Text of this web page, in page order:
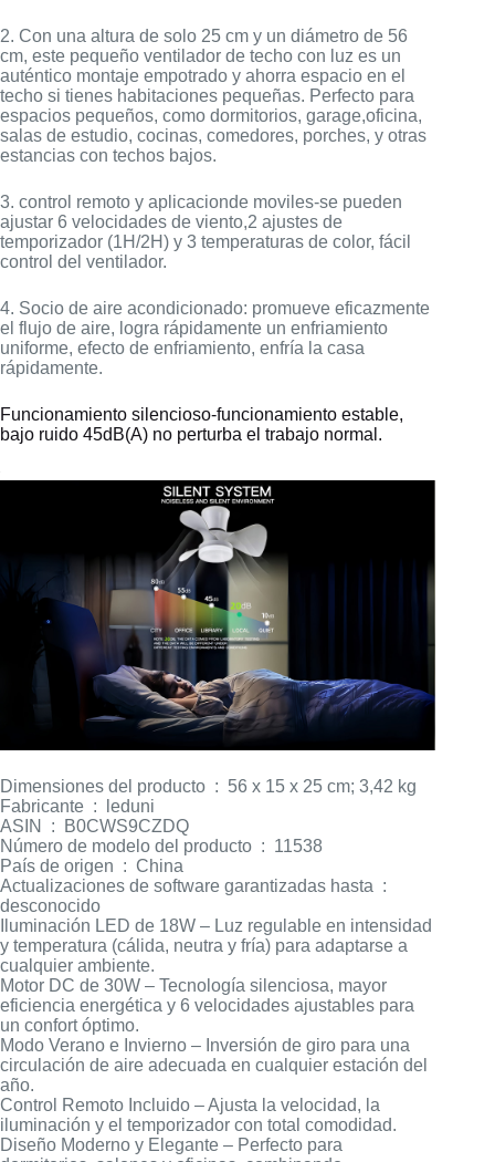
2. Con una altura de solo 25 cm y un diámetro de 56
cm, este pequeño ventilador de techo con luz es un
auténtico montaje empotrado y ahorra espacio en el
techo si tienes habitaciones pequeñas. Perfecto para
espacios pequeños, como dormitorios, garage,oficina,
salas de estudio, cocinas, comedores, porches, y otras
estancias con techos bajos.
3. control remoto y aplicacionde moviles-se pueden
ajustar 6 velocidades de viento,2 ajustes de
temporizador (1H/2H) y 3 temperaturas de color, fácil
control del ventilador.
4. Socio de aire acondicionado: promueve eficazmente
el flujo de aire, logra rápidamente un enfriamiento
uniforme, efecto de enfriamiento, enfría la casa
rápidamente.
Funcionamiento silencioso-funcionamiento estable,
bajo ruido 45dB(A) no perturba el trabajo normal.
Dimensiones del producto ‏ : ‎ 56 x 15 x 25 cm; 3,42 kg
Fabricante ‏ : ‎ leduni
ASIN ‏ : ‎ B0CWS9CZDQ
Número de modelo del producto ‏ : ‎ 11538
País de origen ‏ : ‎ China
Actualizaciones de software garantizadas hasta ‏ : ‎
desconocido
Iluminación LED de 18W – Luz regulable en intensidad
y temperatura (cálida, neutra y fría) para adaptarse a
cualquier ambiente.
Motor DC de 30W – Tecnología silenciosa, mayor
eficiencia energética y 6 velocidades ajustables para
un confort óptimo.
Modo Verano e Invierno – Inversión de giro para una
circulación de aire adecuada en cualquier estación del
año.
Control Remoto Incluido – Ajusta la velocidad, la
iluminación y el temporizador con total comodidad.
Diseño Moderno y Elegante – Perfecto para